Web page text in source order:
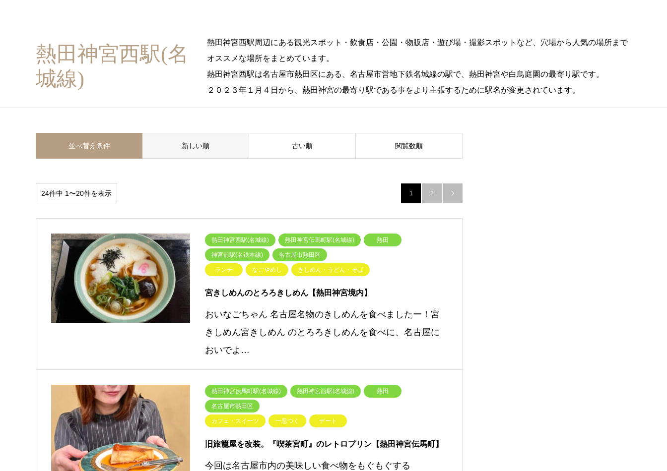
熱田神宮西駅(名
城線)
熱田神宮西駅周辺にある観光スポット・飲食店・公園・物販店・遊び場・撮影スポットなど、穴場から人気の場所まで
オススメな場所をまとめています。
熱田神宮西駅は名古屋市熱田区にある、名古屋市営地下鉄名城線の駅で、熱田神宮や白鳥庭園の最寄り駅です。
２０２３年１月４日から、熱田神宮の最寄り駅である事をより主張するために駅名が変更されています。
並べ替え条件 新しい順 古い順 閲覧数順
24件中 1〜20件を表示 1 2 
熱田神宮西駅(名城線) 熱田神宮伝馬町駅(名城線) 熱田
神宮前駅(名鉄本線) 名古屋市熱田区
ランチ なごやめし きしめん・うどん・そば
宮きしめんのとろろきしめん【熱田神宮境内】
おいなごちゃん 名古屋名物のきしめんを食べましたー！宮
きしめん宮きしめん のとろろきしめんを食べに、名古屋に
おいでよ…
熱田神宮伝馬町駅(名城線) 熱田神宮西駅(名城線) 熱田
名古屋市熱田区
カフェ・スイーツ 一息つく デート
旧旅籠屋を改装。『喫茶宮町』のレトロプリン【熱田神宮伝馬町】
今回は名古屋市内の美味しい食べ物をもぐもぐする